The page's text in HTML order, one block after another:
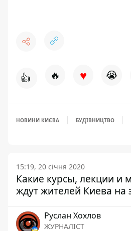
👍 🔥 ♥ 😭
НОВИНИ КИЄВА БУДІВНИЦТВО
15:19, 20 січня 2020
Какие курсы, лекции и
ждут жителей Киева на
Руслан Хохлов
ЖУРНАЛІСТ